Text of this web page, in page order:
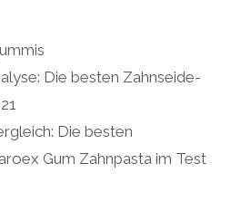
Die besten Zahnseide-
Die besten
Gum Zahnpasta im Test